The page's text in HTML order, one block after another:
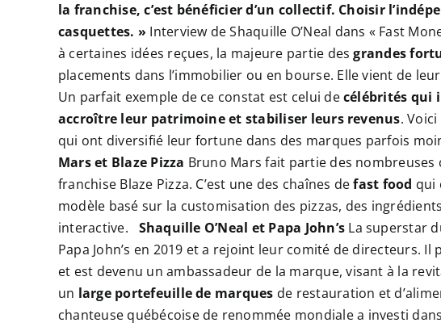
la franchise, c’est bénéficier d’un collectif. Choisir
casquettes. » Interview de Shaquille O’Neal dans « Fast
à certaines idées reçues, la majeure partie desgrandes
placements dans l’immobilier ou en bourse. Elle vient de
Un parfait exemple de ce constat est celui decélébrités qui
accroître leur patrimoine et stabiliser leurs revenus.
qui ont diversifié leur fortune dans des marques parfois
Mars et Blaze Pizza Bruno Mars fait partie des
franchise Blaze Pizza. C’est une des chaînes defast food qui
modèle basé sur la customisation des pizzas, des
interactive.
Shaquille O’Neal et Papa John’s La superstar
Papa John’s en 2019 et a rejoint leur comité de directeurs.
et est devenu un ambassadeur de la marque, visant à la
un large portefeuille de marques de restauration et
chanteuse québécoise de renommée mondiale a investi